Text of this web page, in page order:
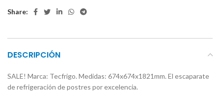
Share:
DESCRIPCIÓN
SALE! Marca: Tecfrigo. Medidas: 674x674x1821mm. El escaparate
de refrigeración de postres por excelencia.